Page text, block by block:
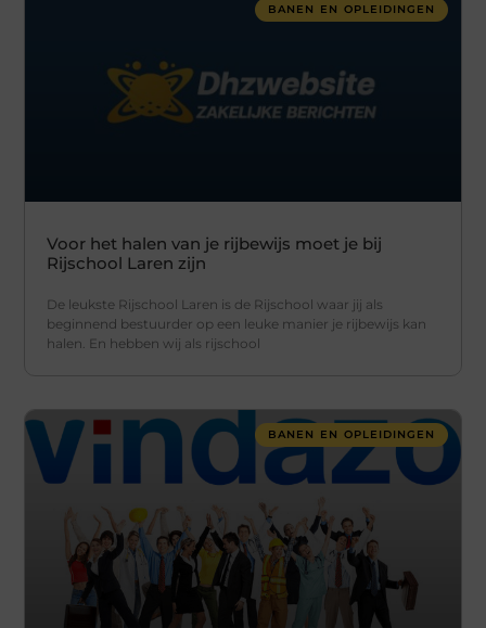
BANEN EN OPLEIDINGEN
Voor het halen van je rijbewijs moet je bij
Rijschool Laren zijn
De leukste Rijschool Laren is de Rijschool waar jij als
beginnend bestuurder op een leuke manier je rijbewijs kan
halen. En hebben wij als rijschool
BANEN EN OPLEIDINGEN